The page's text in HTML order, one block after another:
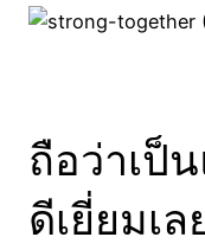
ถือว่าเป็
ดีเยี่ยมเ